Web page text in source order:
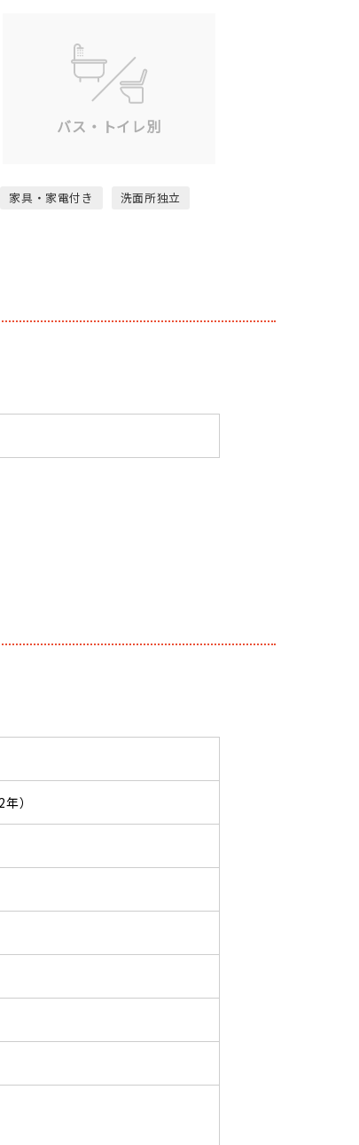
バス・トイレ別
家具・家電付き 洗面所独立
）